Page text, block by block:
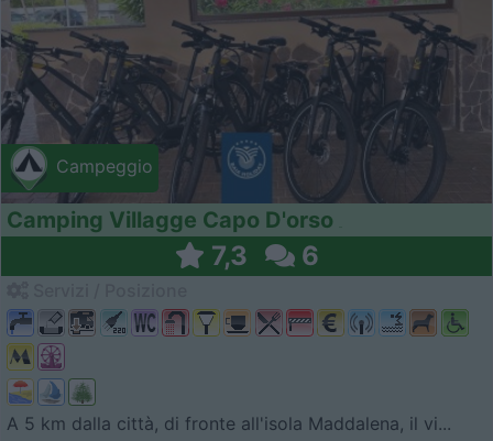
Campeggio
Camping Villagge Capo D'orso
7,3 6
A 5 km dalla città, di fronte all'isola Maddalena, il vi...